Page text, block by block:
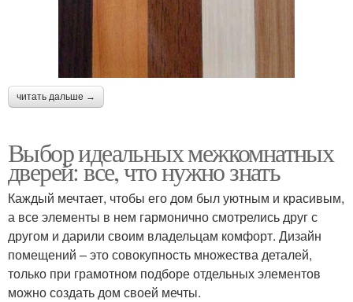
читать дальше →
Выбор идеальных межкомнатных
дверей: все, что нужно знать
Каждый мечтает, чтобы его дом был уютным и красивым,
а все элементы в нем гармонично смотрелись друг с
другом и дарили своим владельцам комфорт. Дизайн
помещений – это совокупность множества деталей,
только при грамотном подборе отдельных элементов
можно создать дом своей мечты.